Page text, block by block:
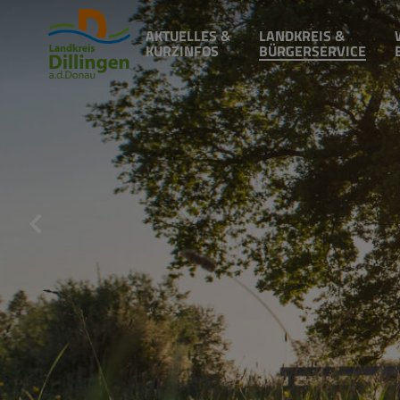
AKTUELLES &
KURZINFOS
LANDKREIS &
BÜRGERSERVICE